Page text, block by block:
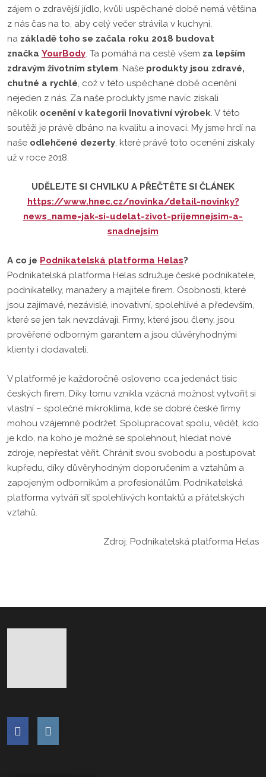
zájem o zdravější jídlo, kvůli uspěchané době nemá většina
z nás čas na to, aby celý večer strávila v kuchyni,
na základě toho se začala roku 2018 budovat
značka YourBody. Ta pomáhá na cestě všem za lepším
zdravým životním stylem. Naše produkty jsou zdravé,
chutné a rychlé, což v této uspěchané době ocenění
nejeden z nás. Za naše produkty jsme navíc získali
několik ocenění v kategorii Inovativní výrobek. V této
soutěži je právě dbáno na kvalitu a inovaci. My jsme hrdí na
naše odlehčené dezerty, které právě toto ocenění získaly
už v roce 2018.
UDĚLEJTE SI CHVILKU A PŘEČTĚTE SI ČLÁNEK
https://www.hnec.cz/novinka/detail-novinky?
news_name=jak-si-udelat-zivot-prijemnejsim-a-
snadnejsim
A co je Podnikatelská platforma Helas?
Podnikatelská platforma Helas sdružuje české podnikatele,
podnikatelky, manažery a majitele firem. Osobnosti, které
jsou zajímavé, nezávislé, inovativní, spolehlivé a především,
které se jen tak nevzdávají. Firmy, které jsou členy, jsou
prověřené odborným garantem a jsou důvěryhodnými
klienty i dodavateli.
V platformě je každoročně osloveno cca jedenáct tisíc
českých firem. Díky tomu vznikla vzácná možnost vytvořit si
vlastní – společné mikroklima, kde se dobré české firmy
mohou vzájemně podržet. Spolupracovat spolu, vědět, kdo
je kdo, na koho je možné se spolehnout, hledat nové
zdroje, nepřestat věřit. Chránit svou svobodu a postupovat
kupředu, díky důvěryhodným doporučením a vztahům a
zapojeným odborníkům a profesionálům. Podnikatelská
platforma vytváří síť spolehlivých kontaktů a přátelských
vztahů.
Zdroj: Podnikatelská platforma Helas